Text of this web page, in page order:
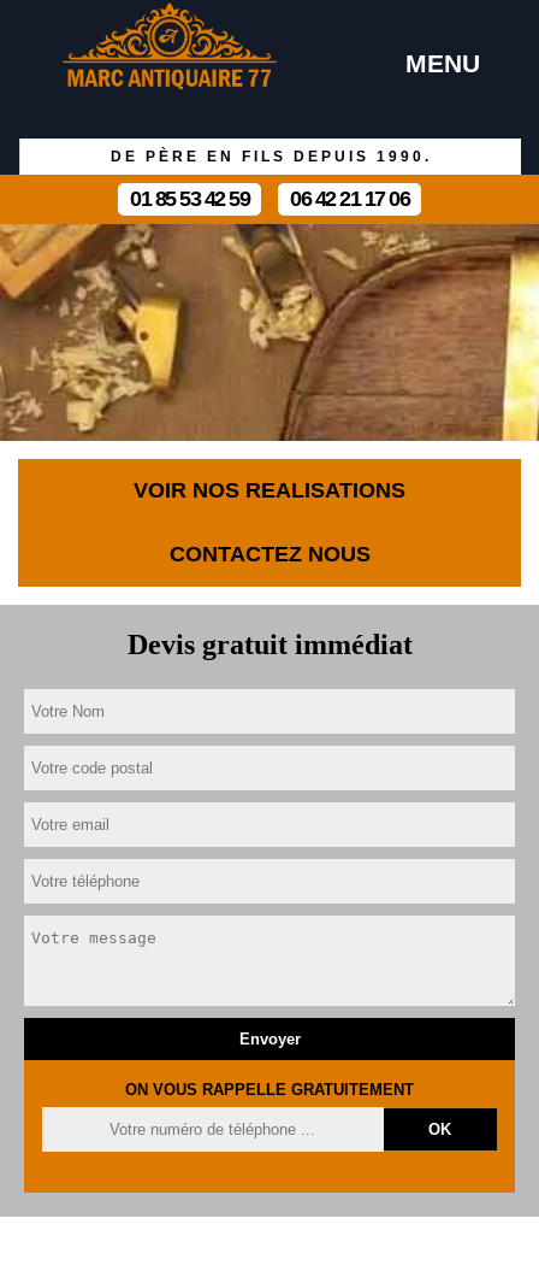
MENU
DE PÈRE EN FILS DEPUIS 1990.
01 85 53 42 59 06 42 21 17 06
VOIR NOS REALISATIONS
CONTACTEZ NOUS
Devis gratuit immédiat
ON VOUS RAPPELLE GRATUITEMENT